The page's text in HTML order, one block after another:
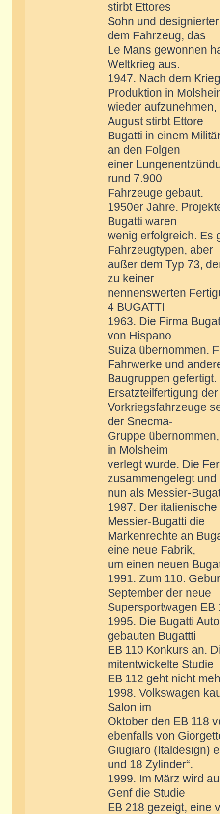
stirbt Ettores
Sohn und
dem Fahrzeug, das
Le Mans gewonnen
Weltkrieg aus.
1947. Nach dem
Produktion in
wieder
August stirbt Ettore
Bugatti in einem
an den Folgen
einer
rund 7.900
Fahrzeuge gebaut.
1950er Jahre.
Bugatti waren
wenig erfolgreich. Es
Fahrzeugtypen, aber
außer dem Typ 73,
zu keiner
nennenswerten
4 BUGATTI
1963. Die Firma
von Hispano
Suiza übernommen.
Fahrwerke und
Baugruppen
Ersatzteilfertigung der
Vorkriegsfahrzeuge
der Snecma-
Gruppe
in Molsheim
verlegt wurde. Die
zusammengelegt und
nun als Messier-
1987. Der
Messier-Bugatti die
Markenrechte an
eine neue Fabrik,
um einen neuen
1991. Zum 110.
September der neue
Supersportwagen EB
1995. Die Bugatti
gebauten Bugattti
EB 110 Konkurs an.
mitentwickelte Studie
EB 112 geht nicht
1998. Volkswagen
Salon im
Oktober den EB 118
ebenfalls von
Giugiaro (Italdesign)
und 18 Zylinder“.
1999. Im März wird
Genf die Studie
EB 218 gezeigt, eine